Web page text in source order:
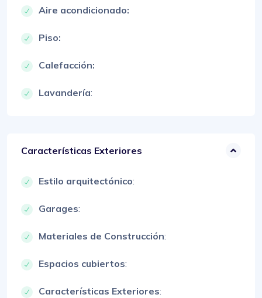
Aire acondicionado:
Piso:
Calefacción:
Lavandería:
Características Exteriores
Estilo arquitectónico:
Garages:
Materiales de Construcción:
Espacios cubiertos:
Características Exteriores: